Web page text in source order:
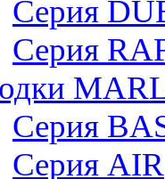
Серия
Серия
Серия
Серия AIR